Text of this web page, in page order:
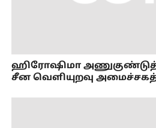
ஹிரோஷிமா அணுகுண்டுத்
சீன வெளியுறவு